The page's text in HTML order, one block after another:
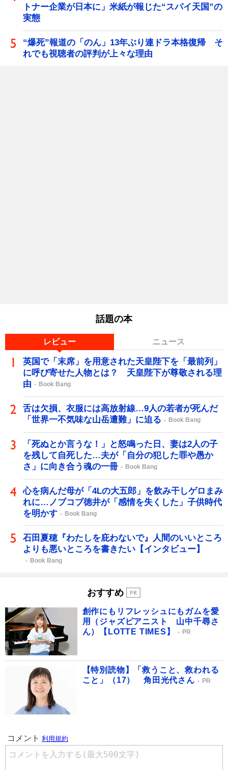
トナー企業が日本に」米紙が報じた“スパイ天国”の
実態
“爆死”報道の「のん」13年ぶり連ドラ本格復帰 そ
れでも視聴者の評判が上々な理由
話題の本
レビュー ニュース
英国で「末席」を用意された天皇陛下を「最前列」
に呼び寄せた人物とは？ 天皇陛下が尊敬される理
由
Book Bang
舌は欠損、衣服には高放射線…9人の若者が死んだ
「世界一不気味な山岳遭難」に迫る
Book Bang
「死ぬとか言うな！」と怒鳴った日、妻は2人の子
を残して自死した…夫が「自分の犯した罪や愚か
さ」に向き合う魂の一冊
Book Bang
心を病んだ母が「4Lの大五郎」を飲み干しゲロまみ
れに…ノブコブ徳井が「感情を失くした」子供時代
を明かす
Book Bang
石田夏穂『わたしを庇わないで』人間のいいところ
よりも悪いところを書きたい【インタビュー】
Book Bang
おすすめ
創作にもリフレッシュにもガムを愛
用（ジャズピアニスト 山中千尋さ
ん）【LOTTE TIMES】
PR
【特別読物】「救うこと、救われる
こと」（17） 角田光代さん
PR